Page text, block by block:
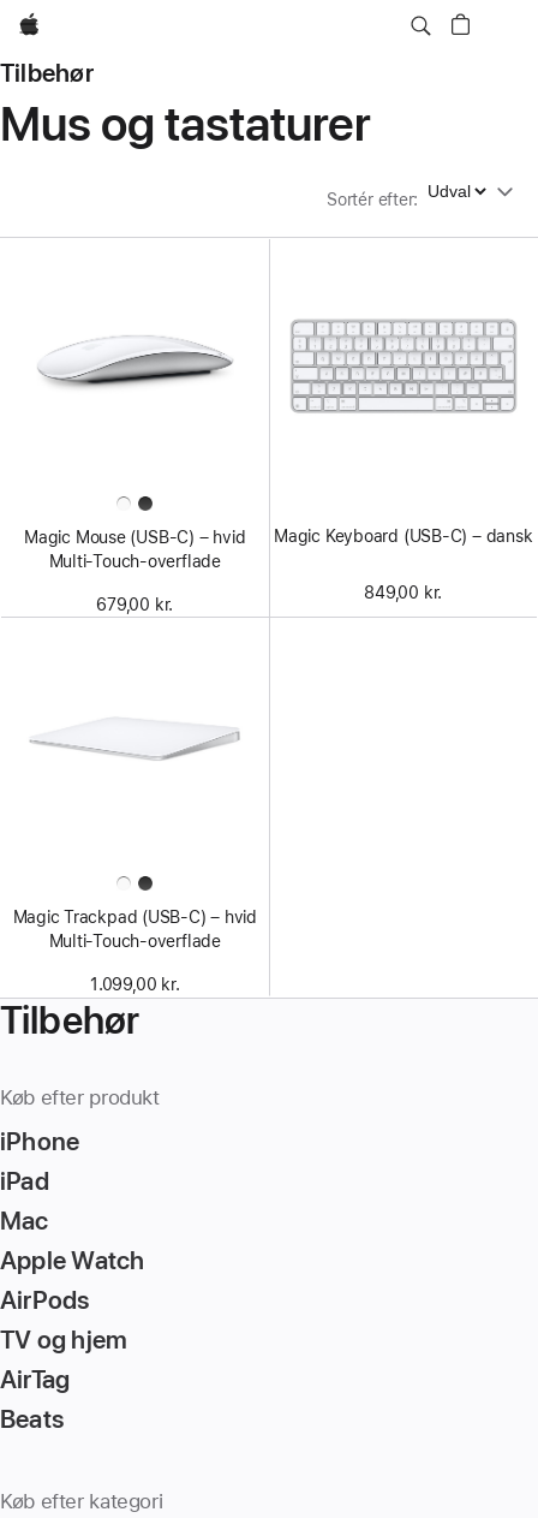
Apple
Tilbehør
Mus og tastaturer
Sortér efter: Sortér efter
Magic Mouse (USB-C) – hvid
Multi-Touch-overflade
679,00 kr.
Magic Keyboard (USB-C) – dansk
849,00 kr.
Magic Trackpad (USB-C) – hvid
Multi-Touch-overflade
1.099,00 kr.
Tilbehør
Køb efter produkt
iPhone
iPad
Mac
Apple Watch
AirPods
TV og hjem
AirTag
Beats
Køb efter kategori